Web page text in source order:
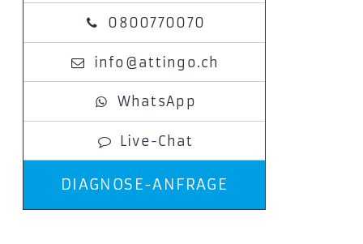
0800770070
info@attingo.ch
WhatsApp
Live-Chat
DIAGNOSE-ANFRAGE